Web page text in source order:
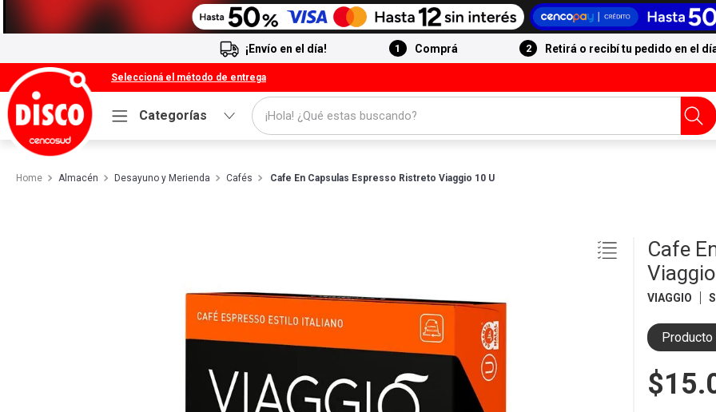
¡Envío en el día! Comprá Retirá o recibí tu pedido en el
Seleccioná el método de entrega
Categorías
¡Hola! ¿Qué estas buscando?
Almacén Desayuno y Merienda Cafés Cafe En Capsulas Espresso Ristreto Viaggio 10 U
Cafe
VIAGGIO
1.
Cafe
5.
Carne
6.
Yerba
Queso
Fideos
9.
Chocolate